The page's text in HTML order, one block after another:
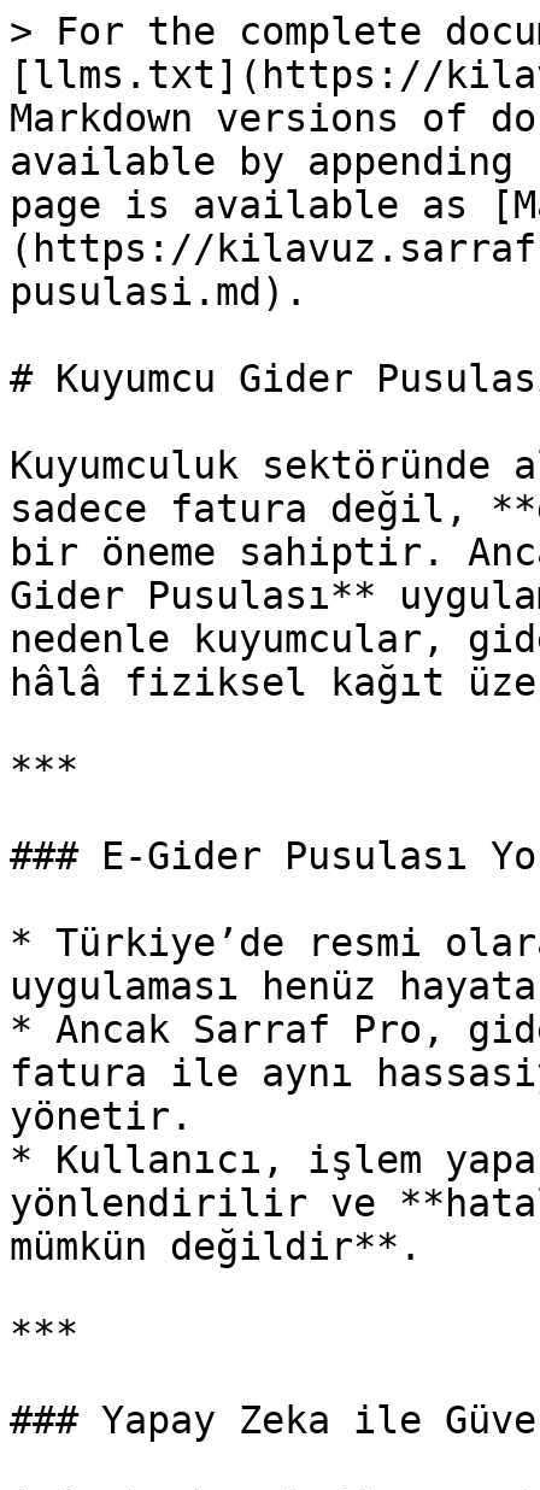
> For the complete
[llms.txt](https://
Markdown versions of
available by
page is available as
(https://
pusulasi.md).
# Kuyumcu Gider
Kuyumculuk sektöründe
sadece fatura değil,
bir öneme sahiptir.
Gider Pusulası**
nedenle kuyumcular,
hâlâ fiziksel kağıt
***
### E-Gider Pusulası
* Türkiye’de resmi
uygulaması henüz
* Ancak Sarraf Pro,
fatura ile aynı
yönetir.
* Kullanıcı, işlem
yönlendirilir ve
mümkün değildir**.
***
### Yapay Zeka ile